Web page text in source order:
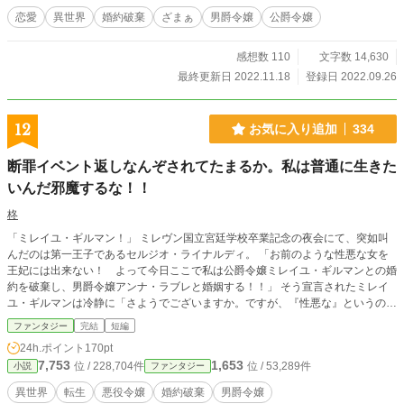
恋愛 異世界 婚約破棄 ざまぁ 男爵令嬢 公爵令嬢
感想数 110
文字数 14,630
最終更新日 2022.11.18
登録日 2022.09.26
12 お気に入り追加 334
断罪イベント返しなんぞされてたまるか。私は普通に生きた
いんだ邪魔するな！！
柊
「ミレイユ・ギルマン！」 ミレヴン国立宮廷学校卒業記念の夜会にて、突如叫
んだのは第一王子であるセルジオ・ライナルディ。 「お前のような性悪な女を
王妃には出来ない！ よって今日ここで私は公爵令嬢ミレイユ・ギルマンとの婚
約を破棄し、男爵令嬢アンナ・ラブレと婚姻する！！」 そう宣言されたミレイ
ユ・ギルマンは冷静に「さようでございますか。ですが、『性悪な』というのは
どういうことでしょうか？」と返す。それに反論するセルジオ。彼に肩を抱かれ
ている渦中の男爵令嬢アンナ・ラブレは思った。 （やっべえ。これ前世の投稿
サイトで何万回も見た展開だ！）と。 ※pixiv、カクヨム、小説家になろうにも
同じものを投稿しています。
ファンタジー 完結 短編
24h.ポイント 170pt
小説 7,753 位 / 228,704件 ファンタジー 1,653 位 / 53,289件
異世界 転生 悪役令嬢 婚約破棄 男爵令嬢